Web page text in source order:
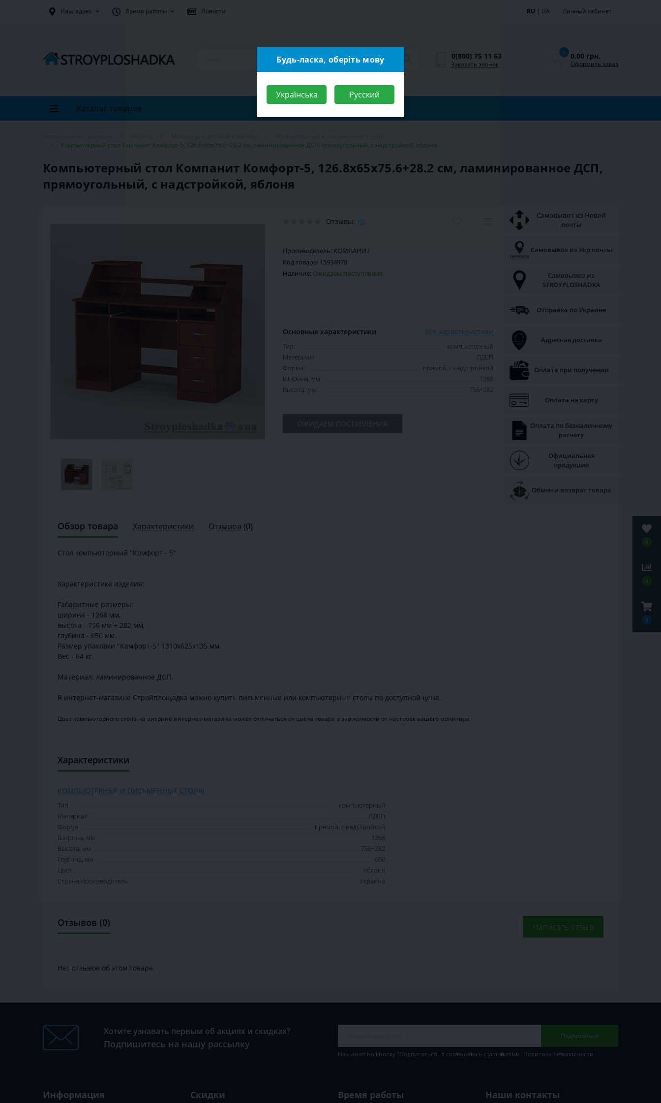
0
0
0
Наш адрес Время работы Новости RU | UA Личный кабинет
0(800) 75 11 63
Заказать звонок
0 0.00 грн.
Оформить заказ
Каталог товаров
Компьютерный стол Компанит Комфорт-5, 126.8х65х75.6+28.2 см, ламинированное ДСП, прямоугольный, с надстройкой, яблоня
Компьютерный стол Компанит Комфорт-5, 126.8х65х75.6+28.2 см, ламинированное ДСП,
прямоугольный, с надстройкой, яблоня
Отзывы: (0)
Производитель: КОМПАНИТ
Код товара: 15934978
Наличие: Ожидаем поступления
Основные характеристики Все характеристики
Тип:
компьютерный
Материал:
ЛДСП
Форма:
прямой, с надстройкой
Ширина, мм:
1268
Высота, мм:
756+282
ОЖИДАЕМ ПОСТУПЛЕНИЯ
Самовывоз из Новой
почты
Самовывоз из Укр почты
Самовывоз из
STROYPLOSHADKA
Отправка по Украине
Адресная доставка
Оплата при получении
Оплата на карту
Оплата по безналичному
расчету
Официальная
продукция
Обмен и возврат товара
Обзор товара Характеристики Отзывов (0)
Стол компьютерный "Комфорт - 5"
Характеристика изделия:
Габаритные размеры:
ширина - 1268 мм,
высота - 756 мм + 282 мм,
глубина - 650 мм.
Размер упаковки "Комфорт-5" 1310х625х135 мм.
Вес - 64 кг.
Материал: ламинированное ДСП.
В интернет-магазине Стройплощадка можно купить письменные или компьютерные столы по доступной цене.
Цвет компьютерного стола на витрине интернет-магазина может отличаться от цвета товара в зависимости от настроек вашего монитора.
Характеристики
КОМПЬЮТЕРНЫЕ И ПИСЬМЕННЫЕ СТОЛЫ
Тип
компьютерный
Материал
ЛДСП
Форма
прямой, с надстройкой
Ширина, мм
1268
Высота, мм
756+282
Глубина, мм
650
Цвет
яблоня
Страна-производитель
Украина
Отзывов (0) Написать отзыв
Нет отзывов об этом товаре.
Хотите узнавать первым об акциях и скидках?
Подпишитесь на нашу рассылку
Подписаться
Нажимая на кнопку "Подписаться" я соглашаюсь с условиями Политика безопасности
Информация Скидки Время работы Наши контакты
Будь-ласка, оберіть мову
Українська Русский